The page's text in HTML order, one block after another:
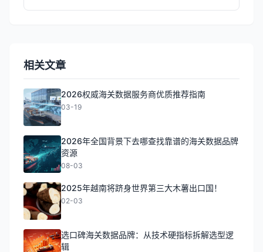
相关文章
2026权威海关数据服务商优质推荐指南
03-19
2026年全国背景下去哪查找靠谱的海关数据品牌
资源
08-03
2025年越南将跻身世界第三大木薯出口国！
02-03
选口碑海关数据品牌：从技术硬指标拆解选型逻
辑